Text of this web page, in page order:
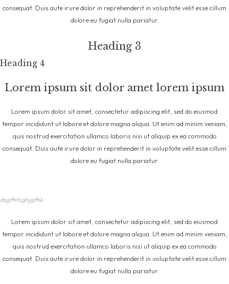
consequat. Duis aute irure dolor in reprehenderit in voluptate velit esse cillum
dolore eu fugiat nulla pariatur.
Heading 3
Heading 4
Lorem ipsum sit dolor amet lorem ipsum
Lorem ipsum dolor sit amet, consectetur adipiscing elit, sed do eiusmod
tempor incididunt ut labore et dolore magna aliqua. Ut enim ad minim veniam,
quis nostrud exercitation ullamco laboris nisi ut aliquip ex ea commodo
consequat. Duis aute irure dolor in reprehenderit in voluptate velit esse cillum
dolore eu fugiat nulla pariatur.
dsgfhfcghjgfhk
Lorem ipsum dolor sit amet, consectetur adipiscing elit, sed do eiusmod
tempor incididunt ut labore et dolore magna aliqua. Ut enim ad minim veniam,
quis nostrud exercitation ullamco laboris nisi ut aliquip ex ea commodo
consequat. Duis aute irure dolor in reprehenderit in voluptate velit esse cillum
dolore eu fugiat nulla pariatur.